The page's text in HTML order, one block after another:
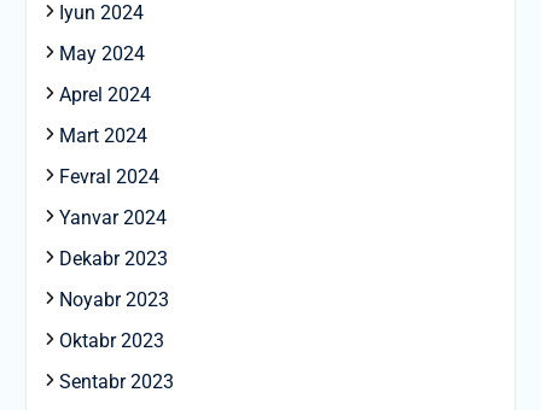
Iyun 2024
May 2024
Aprel 2024
Mart 2024
Fevral 2024
Yanvar 2024
Dekabr 2023
Noyabr 2023
Oktabr 2023
Sentabr 2023